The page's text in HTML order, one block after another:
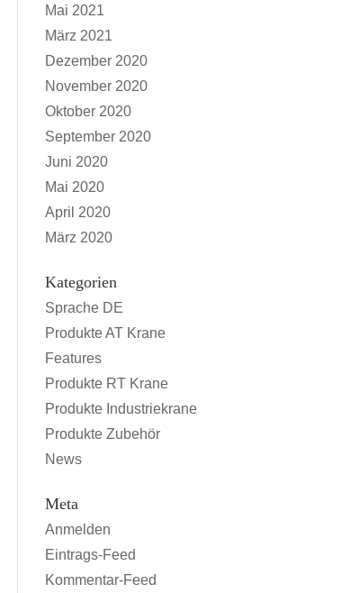
Mai 2021
März 2021
Dezember 2020
November 2020
Oktober 2020
September 2020
Juni 2020
Mai 2020
April 2020
März 2020
Kategorien
Sprache DE
Produkte AT Krane
Features
Produkte RT Krane
Produkte Industriekrane
Produkte Zubehör
News
Meta
Anmelden
Eintrags-Feed
Kommentar-Feed